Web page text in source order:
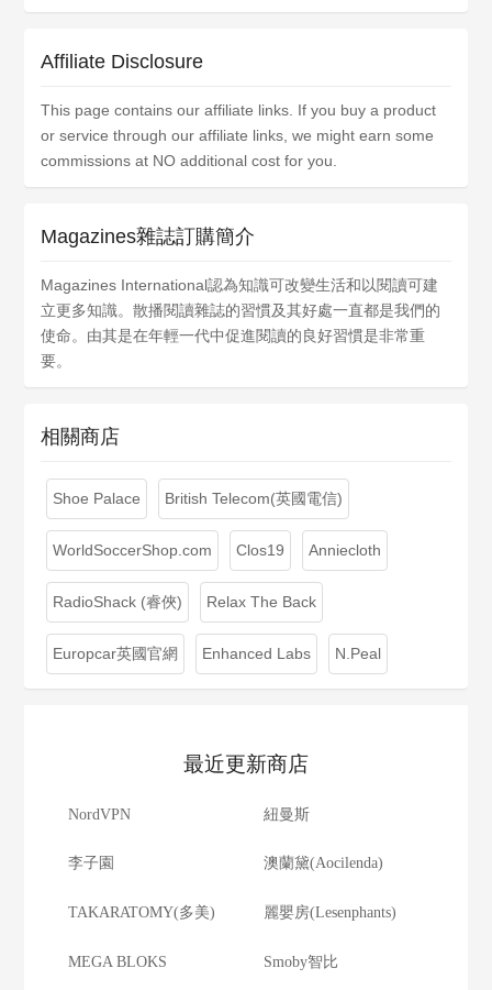
Affiliate Disclosure
This page contains our affiliate links. If you buy a product
or service through our affiliate links, we might earn some
commissions at NO additional cost for you.
Magazines雜誌訂購簡介
Magazines International認為知識可改變生活和以閱讀可建
立更多知識。散播閱讀雜誌的習慣及其好處一直都是我們的
使命。由其是在年輕一代中促進閱讀的良好習慣是非常重
要。
相關商店
Shoe Palace British Telecom(英國電信)
WorldSoccerShop.com Clos19 Anniecloth
RadioShack (睿俠) Relax The Back
Europcar英國官網 Enhanced Labs N.Peal
最近更新商店
NordVPN 紐曼斯
李子園 澳蘭黛(Aocilenda)
TAKARATOMY(多美) 麗嬰房(Lesenphants)
MEGA BLOKS Smoby智比